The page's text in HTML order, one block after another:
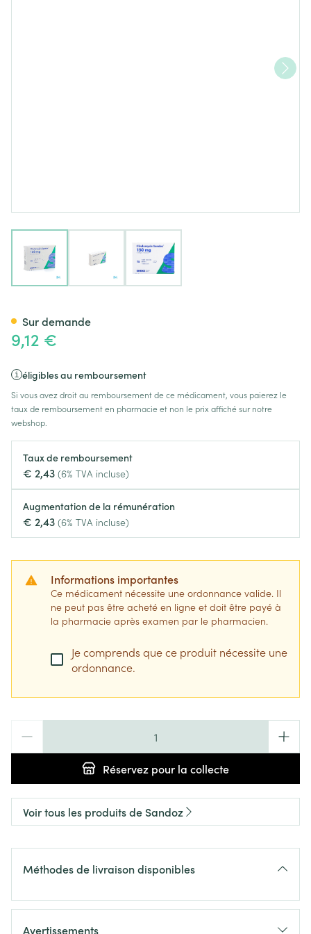
9,12 €
éligibles au remboursement
Si vous avez droit au remboursement de ce médicament, vous paierez le
taux de remboursement en pharmacie et non le prix affiché sur notre
webshop.
Taux de remboursement
€ 2,43 (6% TVA incluse)
Augmentation de la rémunération
€ 2,43 (6% TVA incluse)
Informations importantes
Ce médicament nécessite une ordonnance valide. Il
ne peut pas être acheté en ligne et doit être payé à
la pharmacie après examen par le pharmacien.
Je comprends que ce produit nécessite une
ordonnance.
Réservez pour la collecte
Sur demande
Voir tous les produits de Sandoz
Méthodes de livraison disponibles
Avertissements